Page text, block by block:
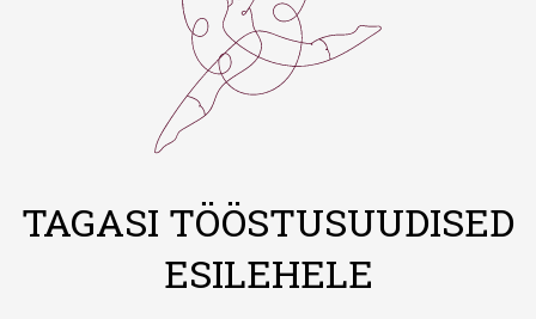
TAGASI TÖÖSTUSUUDISED
ESILEHELE